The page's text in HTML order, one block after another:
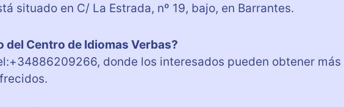
situado en C/ La Estrada, nº 19, bajo, en Barrantes.
del Centro de Idiomas Verbas?
donde los interesados pueden obtener más